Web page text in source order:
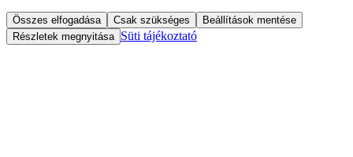
Összes elfogadása Csak szükséges
Beállítások mentése
Részletek megnyitása Süti tájékoztató